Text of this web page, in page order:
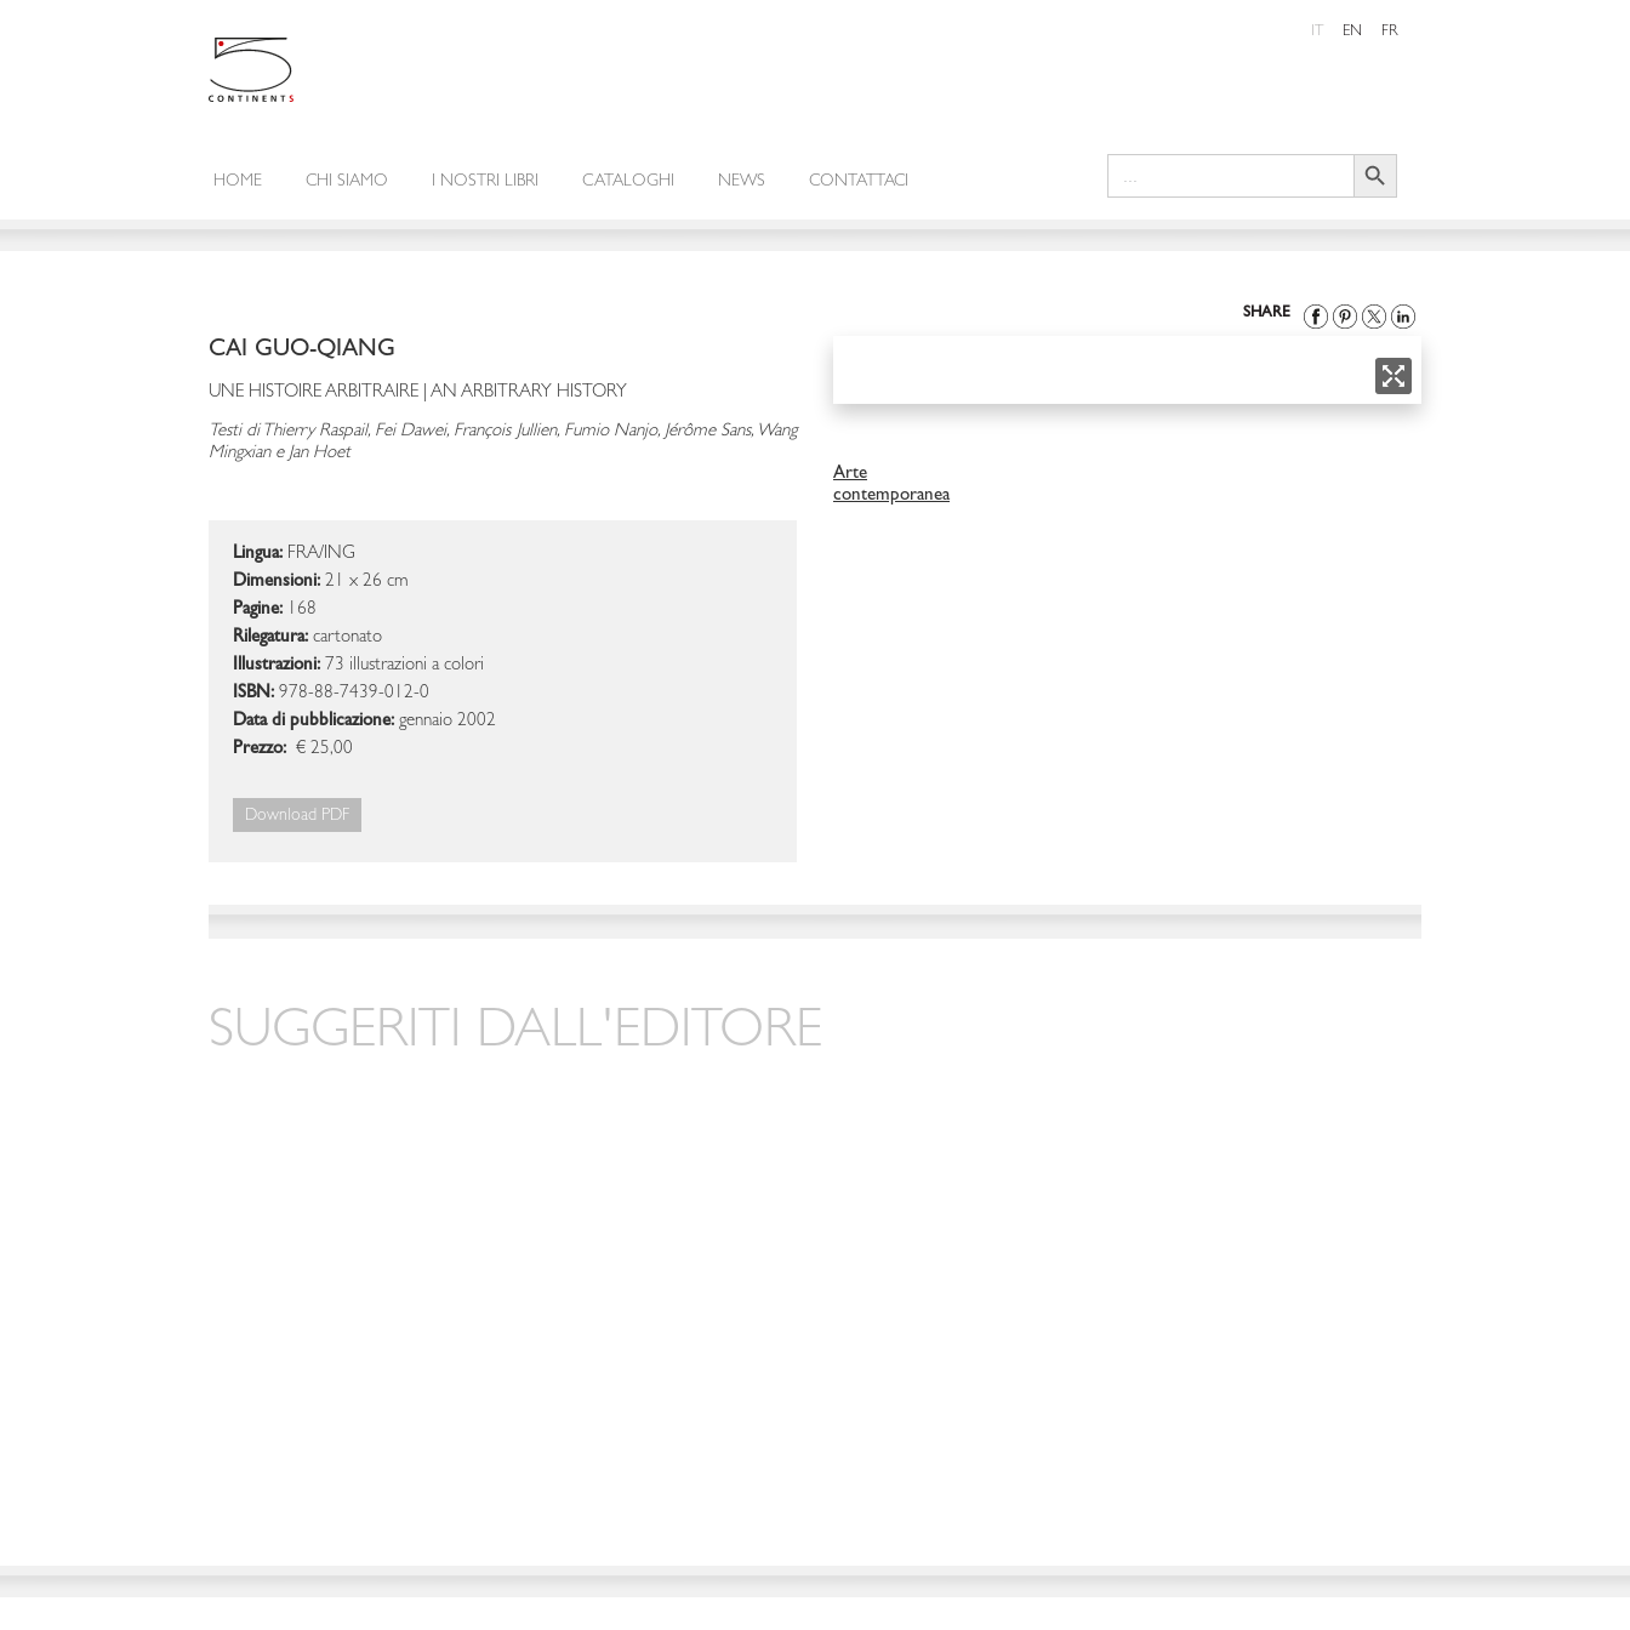
IT EN FR
HOME CHI SIAMO I NOSTRI LIBRI CATALOGHI NEWS CONTATTACI
Search Button
SHARE
CAI GUO-QIANG
UNE HISTOIRE ARBITRAIRE | AN ARBITRARY HISTORY
Testi di Thierry Raspail, Fei Dawei, François Jullien, Fumio Nanjo, Jérôme Sans, Wang
Mingxian e Jan Hoet
Lingua: FRA/ING
Dimensioni: 21 x 26 cm
Pagine: 168
Rilegatura: cartonato
Illustrazioni: 73 illustrazioni a colori
ISBN: 978-88-7439-012-0
Data di pubblicazione: gennaio 2002
Prezzo: € 25,00
Download PDF
Arte
contemporanea
SUGGERITI DALL'EDITORE